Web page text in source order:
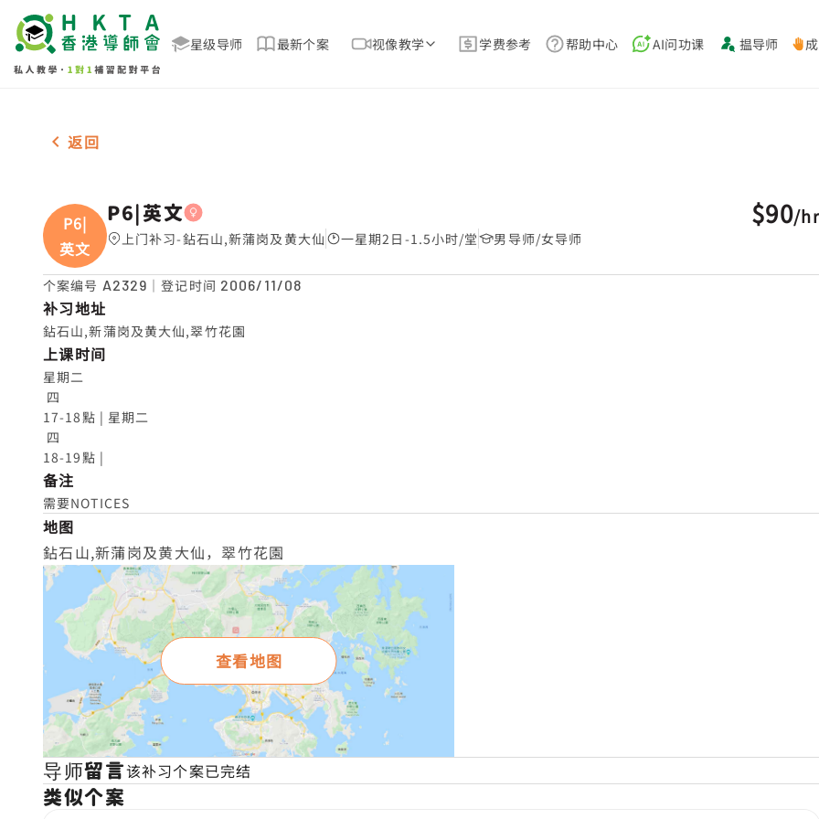
星级导师 最新个案 视像教学 学费参考 帮助中心 AI问功课 揾导师
女-1名 P6|英文，鉆石山,新蒲岗及黄大仙 补习推介
返回
P6|
英文
P6|英文
上门补习-鉆石山,新蒲岗及黄大仙 一星期2日-1.5小时/堂 男导师/女导师
$90/hr
个案编号 A2329 ｜登记时间 2006/11/08
补习地址
鉆石山,新蒲岗及黄大仙,翠竹花園
上课时间
星期二
17-18點 | 星期二
18-19點 |
备注
需要NOTICES
地图
鉆石山,新蒲岗及黄大仙，翠竹花園
查看地图
导师留言该补习个案已完结
类似个案